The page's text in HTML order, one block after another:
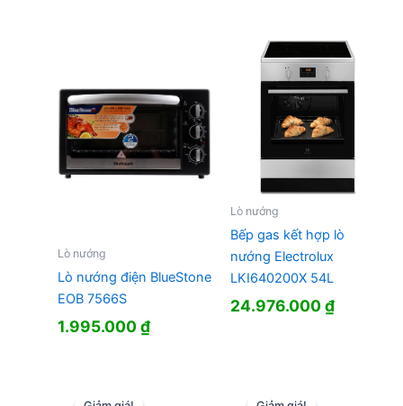
Lò nướng
Lò nướng điện BlueStone
EOB 7566S
1.995.000₫
Lò nướng
Bếp gas kết hợp lò
nướng Electrolux
LKI640200X 54L
24.976.000₫